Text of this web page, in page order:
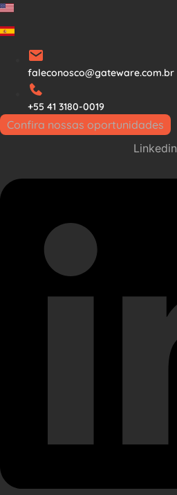
Ir
para
conteúdo
faleconosco@gateware.com.br
+55 41 3180-0019
Confira nossas oportunidades
Linkedin